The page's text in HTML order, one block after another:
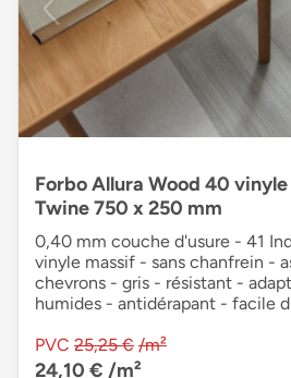
Forbo Allura Wood 40
Twine 750 x 250 mm
0,40 mm couche d'usure - 41
vinyle massif - sans chanfrein -
chevrons - gris - résistant -
humides - antidérapant - facile
PVC 25,25 € /m²
24,10 € /m²